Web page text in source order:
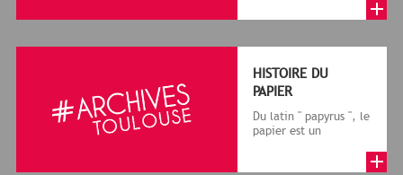
le cadre de la f...
HISTOIRE DU
PAPIER
Du latin " papyrus ", le
papier est un